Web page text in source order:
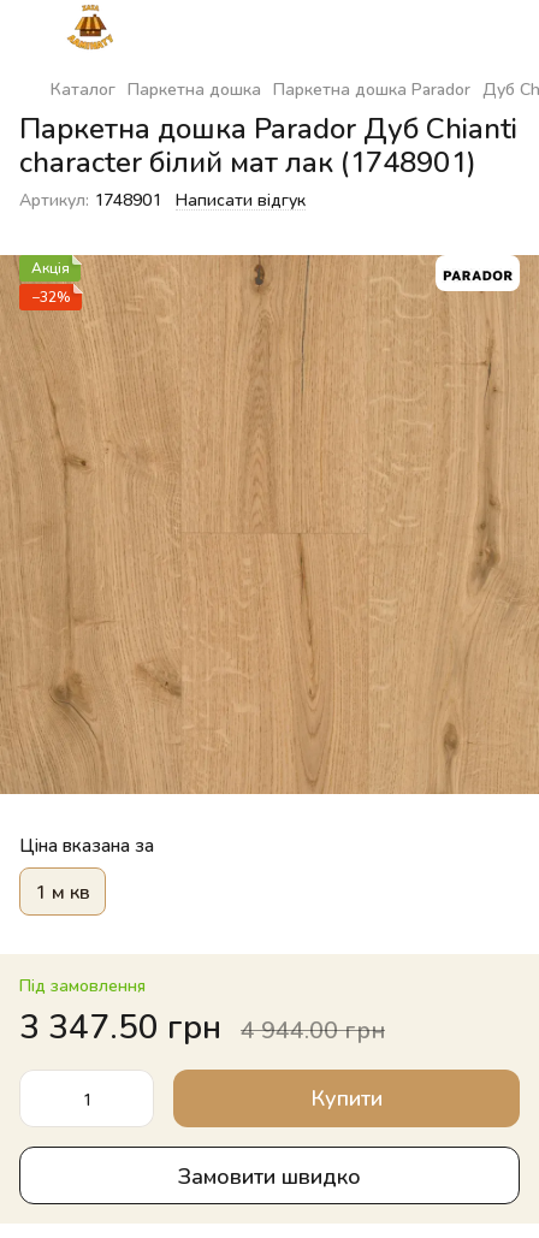
Каталог Паркетна дошка Паркетна дошка Parador Дуб
Паркетна дошка Parador Дуб Chianti
character білий мат лак (1748901)
Артикул: 1748901 Написати відгук
Акція
−32%
Ціна вказана за
1 м кв
Під замовлення
3 347.50 грн 4 944.00 грн
Купити
Замовити швидко